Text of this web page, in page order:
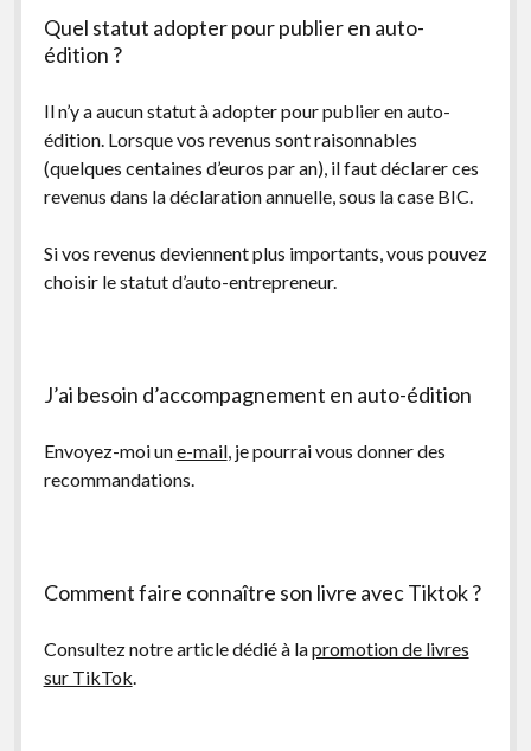
Quel statut adopter pour publier en auto-
édition ?
Il n’y a aucun statut à adopter pour publier en auto-
édition. Lorsque vos revenus sont raisonnables
(quelques centaines d’euros par an), il faut déclarer ces
revenus dans la déclaration annuelle, sous la case BIC.
Si vos revenus deviennent plus importants, vous pouvez
choisir le statut d’auto-entrepreneur.
J’ai besoin d’accompagnement en auto-édition
Envoyez-moi une-mail, je pourrai vous donner des
recommandations.
Comment faire connaître son livre avec Tiktok ?
Consultez notre article dédié à lapromotion de livres
sur TikTok.